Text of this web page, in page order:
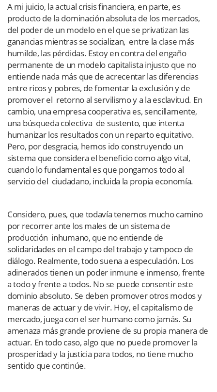
A mi juicio, la actual crisis financiera, en parte, es
producto de la dominación absoluta de los mercados,
del poder de un modelo en el que se privatizan las
ganancias mientras se socializan, entre la clase más
humilde, las pérdidas. Estoy en contra del engaño
permanente de un modelo capitalista injusto que no
entiende nada más que de acrecentar las diferencias
entre ricos y pobres, de fomentar la exclusión y de
promover el retorno al servilismo y a la esclavitud. En
cambio, una empresa cooperativa es, sencillamente,
una búsqueda colectiva de sustento, que intenta
humanizar los resultados con un reparto equitativo.
Pero, por desgracia, hemos ido construyendo un
sistema que considera el beneficio como algo vital,
cuando lo fundamental es que pongamos todo al
servicio del ciudadano, incluida la propia economía.
Considero, pues, que todavía tenemos mucho camino
por recorrer ante los males de un sistema de
producción inhumano, que no entiende de
solidaridades en el campo del trabajo y tampoco de
diálogo. Realmente, todo suena a especulación. Los
adinerados tienen un poder inmune e inmenso, frente
a todo y frente a todos. No se puede consentir este
dominio absoluto. Se deben promover otros modos y
maneras de actuar y de vivir. Hoy, el capitalismo de
mercado, juega con el ser humano como jamás. Su
amenaza más grande proviene de su propia manera de
actuar. En todo caso, algo que no puede promover la
prosperidad y la justicia para todos, no tiene mucho
sentido que continúe.